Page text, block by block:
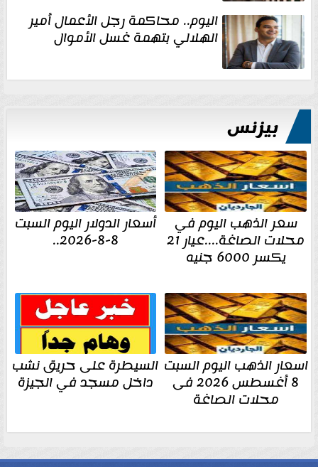
اليوم.. محاكمة رجل الأعمال أمير
الهلالي بتهمة غسل الأموال
بيزنس
سعر الذهب اليوم في
محلات الصاغة....عيار 21
يكسر 6000 جنيه
أسعار الدولار اليوم السبت
8-8-2026..
اسعار الذهب اليوم السبت
8 أغسطس 2026 فى
محلات الصاغة
السيطرة على حريق نشب
داخل مسجد في الجيزة